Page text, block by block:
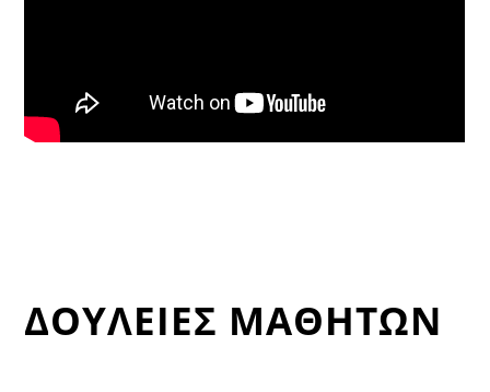
ΔΟΥΛΕΙΕΣ ΜΑΘΗΤΩΝ